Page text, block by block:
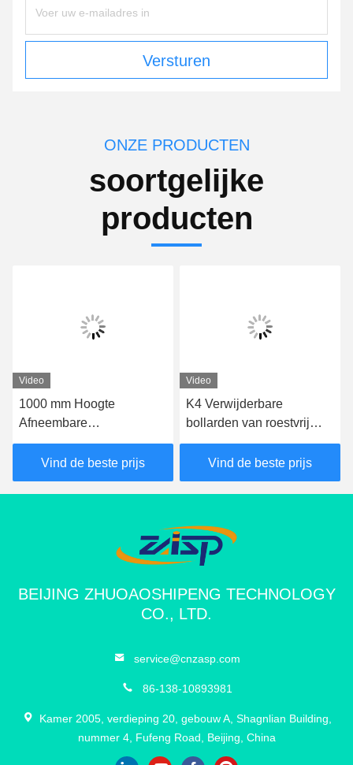
Versturen
ONZE PRODUCTEN
soortgelijke
producten
Video
1000 mm Hoogte
Afneembare
veiligheidsbollarden
Afneembare
verkeersbollarden 350
mm Diepte
Vind de beste prijs
Video
K4 Verwijderbare
bollarden van roestvrij
staal met een IWA14-1-
certificering
Vind de beste prijs
BEIJING ZHUOAOSHIPENG TECHNOLOGY
CO., LTD.
service@cnzasp.com
86-138-10893981
Kamer 2005, verdieping 20, gebouw A, Shagnlian Building,
nummer 4, Fufeng Road, Beijing, China